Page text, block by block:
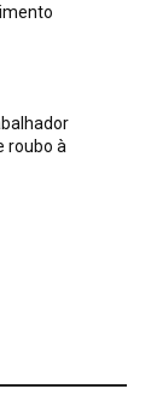
roubo à